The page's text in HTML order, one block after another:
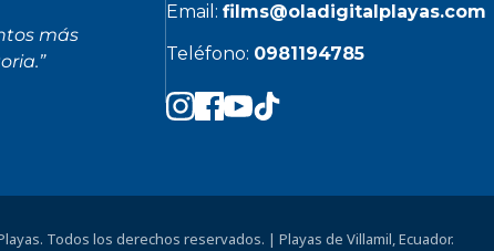
más
Email: films@oladigitalplayas.com
Teléfono: 0981194785
Todos los derechos reservados. | Playas de Villamil, Ecuador.